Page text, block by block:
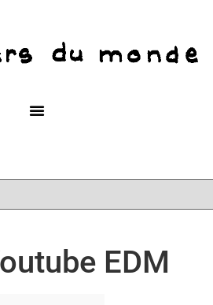
EDM